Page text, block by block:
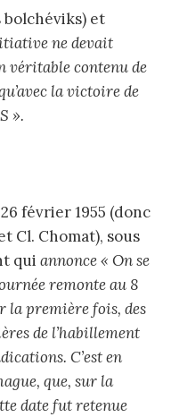
et
ne devait
véritablecontenu de
la victoire de
».
février 1955 (donc
Cl. Chomat), sous
qui annonce « On se
remonte au 8
la première fois, des
de l’habillement
C’est en
que, sur la
date fut retenue